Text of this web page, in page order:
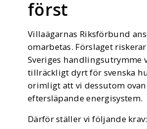
först
Villaägarnas Riksförbund
omarbetas. Förslaget
Sveriges handlingsutrymme
tillräckligt dyrt för svenska
orimligt att vi dessutom
eftersläpande energisystem.
Därför ställer vi följande krav: